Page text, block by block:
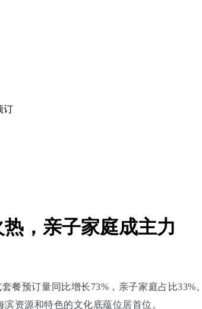
，亲子家庭成主力
餐预订量同比增长73%，亲子家庭占比
资源和特色的文化底蕴位居首位。